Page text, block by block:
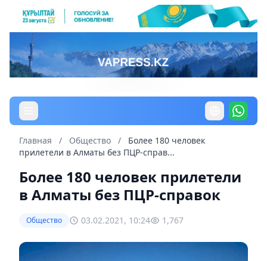
Главная / Общество /
Более 180 человек
прилетели в Алматы без ПЦР-справ...
Более 180 человек прилетели
в Алматы без ПЦР-справок
Общество 03.02.2021, 10:24 1,767